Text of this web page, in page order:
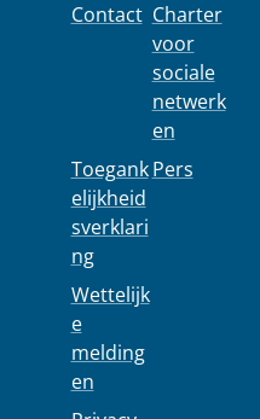
Contact
Toegank
elijkheid
sverklari
ng
Wettelijk
e
melding
en
Charter
voor
sociale
netwerk
en
Pers